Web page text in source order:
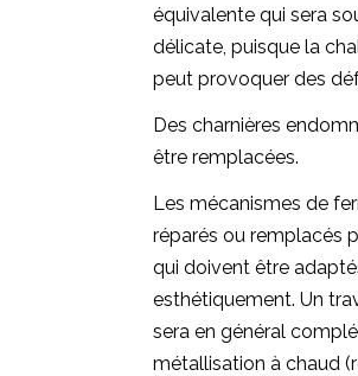
équivalente qui sera
délicate, puisque la
peut provoquer des
Des charnières
être remplacées.
Les mécanismes de
réparés ou remplacés
qui doivent être
esthétiquement. Un
sera en général
métallisation à chaud